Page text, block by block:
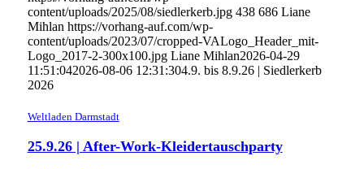
content/uploads/2025/08/siedlerkerb.jpg 438 686 Liane
Mihlan https://vorhang-auf.com/wp-
content/uploads/2023/07/cropped-VALogo_Header_mit-
Logo_2017-2-300x100.jpg Liane Mihlan2026-04-29
11:51:042026-08-06 12:31:304.9. bis 8.9.26 | Siedlerkerb
2026
Weltladen Darmstadt
25.9.26 | After-Work-Kleidertauschparty